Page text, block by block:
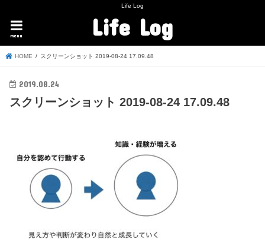
Life Log
Life Log
menu
HOME スクリーンショット 2019-08-24 17.09.48
2019.08.24
スクリーンショット 2019-08-24 17.09.48